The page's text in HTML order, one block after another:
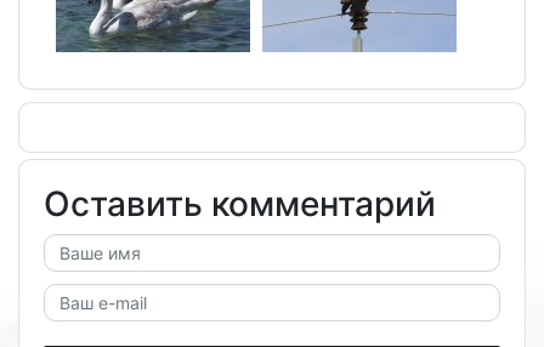
Оставить комментарий